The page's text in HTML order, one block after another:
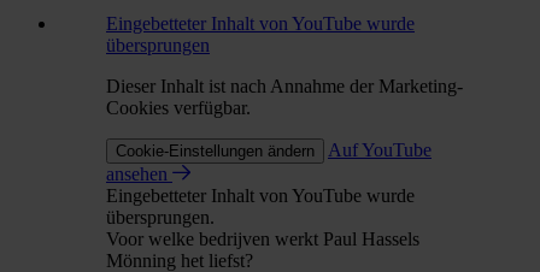
Eingebetteter Inhalt von YouTube wurde
übersprungen
Dieser Inhalt ist nach Annahme der Marketing-
Cookies verfügbar.
Cookie-Einstellungen ändern
Auf YouTube
ansehen
Eingebetteter Inhalt von YouTube wurde
übersprungen.
Voor welke bedrijven werkt Paul Hassels
Mönning het liefst?